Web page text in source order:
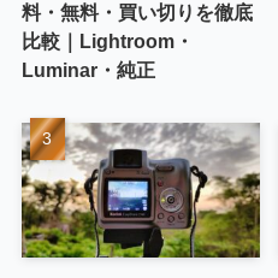
料・無料・買い切りを徹底
比較｜Lightroom・
Luminar・純正